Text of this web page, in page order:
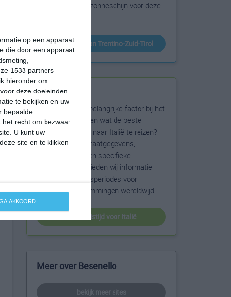
op een apparaat
die door een apparaat
1538 partners
hieronder om
deze doeleinden.
te bekijken en uw
bepaalde
het recht om bezwaar
U kunt uw
site en te klikken
AKKOORD
hoeveelheid aan zonneschijn voor deze
klimaatinfo van Trentino-Zuid-Tirol
Beste reistijd
Het weer is een belangrijke factor bij het
reizen. Wil je weten wat de beste
maanden zijn om naar Italië te reizen?
Op basis van klimaatgegevens,
weersextremen en specifieke
weerinformatie bieden wij informatie
over de beste reisperiodes voor
duizenden bestemmingen wereldwijd.
beste reistijd voor Italië
Meer over Besenello
bekijk meer sites